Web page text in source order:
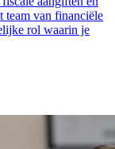
team van financiële
rol waarin je